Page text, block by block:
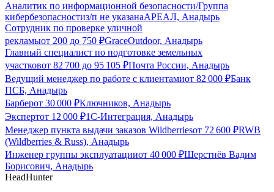
Аналитик по информационной безопасности/Группа
кибербезопасностиз/п не указанаАРЕАЛ, Анадырь
Сотрудник по проверке уличной
рекламыот 200 до 750 ₽GraceOutdoor, Анадырь
Главный специалист по подготовке земельных
участковот 82 700 до 95 105 ₽Почта России, Анадырь
Ведущий менеджер по работе с клиентамиот 82 000 ₽Банк
ПСБ, Анадырь
Барберот 30 000 ₽Ключников, Анадырь
Экспертот 12 000 ₽1С-Интеграция, Анадырь
Менеджер пункта выдачи заказов Wildberriesот 72 600 ₽RWB
(Wildberries & Russ), Анадырь
Инженер группы эксплуатацииот 40 000 ₽Шерстнёв Вадим
Борисович, Анадырь
HeadHunter